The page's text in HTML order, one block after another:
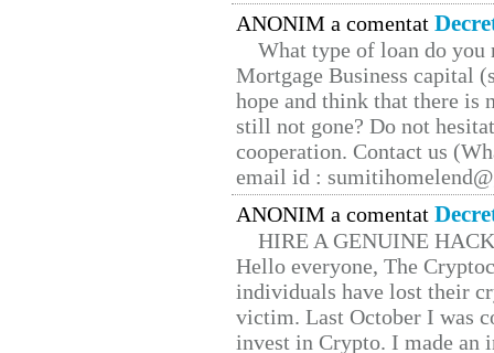
ANONIM a comentat
What type of loan do you
Mortgage Business capital
hope and think that there is
still not gone? Do not
cooperation. Contact us
email id :
ANONIM a comentat
HIRE A GENUINE
Hello everyone, The
individuals have lost their
victim. Last October I was
invest in Crypto. I made